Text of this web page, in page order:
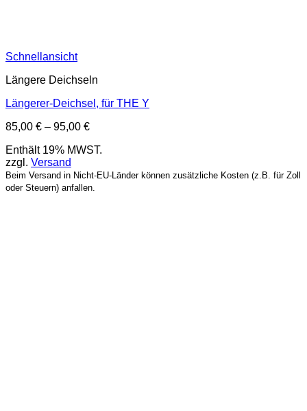
Schnellansicht
Längere Deichseln
Längerer-Deichsel, für THE Y
85,00 € – 95,00 €Preisspanne:
bis
Enthält 19% MWST.
zzgl. Versand
Beim Versand in Nicht-EU-Länder können zusätzliche Kosten (z.B. für Zoll
oder Steuern) anfallen.